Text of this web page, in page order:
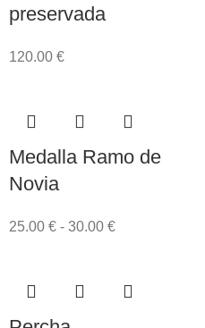
preservada
120.00 €
Medalla Ramo de
Novia
25.00 € - 30.00 €